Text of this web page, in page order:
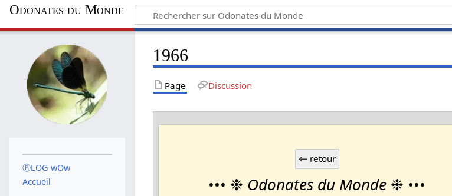
Odonates du Monde
1966
Page Discussion
••• ❉ Odonates du Monde ❉ •••
ⒷLOG wOw
Accueil